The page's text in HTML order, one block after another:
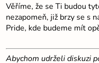
Věříme, že se Ti budou
nezapomeň, již brzy se s
Pride, kde budeme mít
Abychom udrželi diskuzi